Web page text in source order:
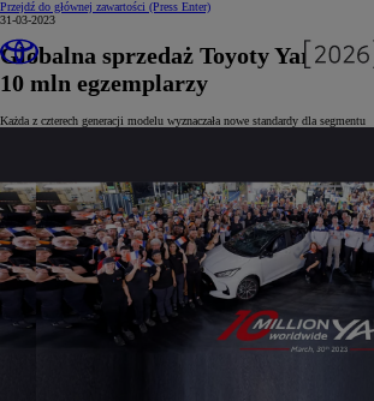
Przejdź do głównej zawartości (Press Enter)
31-03-2023
Globalna sprzedaż Toyoty Yaris
10 mln egzemplarzy
Każda z czterech generacji modelu wyznaczała nowe standardy dla segmentu